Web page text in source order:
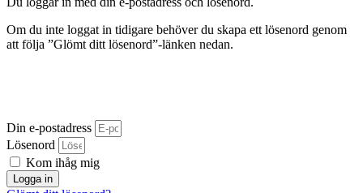
Om du inte loggat in tidigare behöver du skapa ett lösenord genom
att följa ”Glömt ditt lösenord”-länken nedan.
Din e-postadress
Lösenord
Kom ihåg mig
Logga in